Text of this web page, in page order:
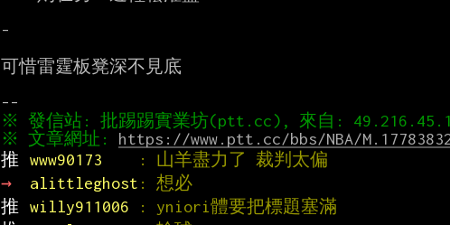
-
可惜雷霆板凳深不見底
※ 文章網址: https://www.ptt.cc/bbs/NBA/
推 www90173 : 山羊盡力了 裁判太偏
→
alittleghost : 想必
推 willy911006 : yniori體要把標題塞滿